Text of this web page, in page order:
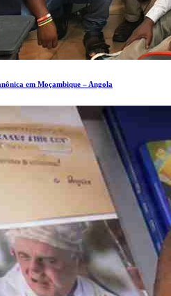
em Moçambique – Angola